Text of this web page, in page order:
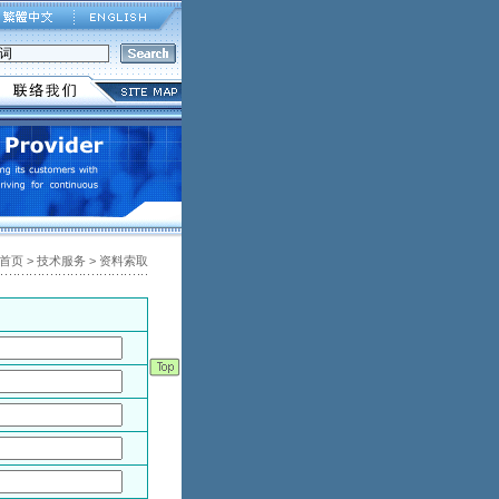
首页 > 技术服务 > 资料索取